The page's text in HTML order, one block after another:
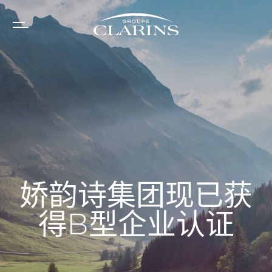
娇韵诗集团现已获
得B型企业认证
Cookie管理面板